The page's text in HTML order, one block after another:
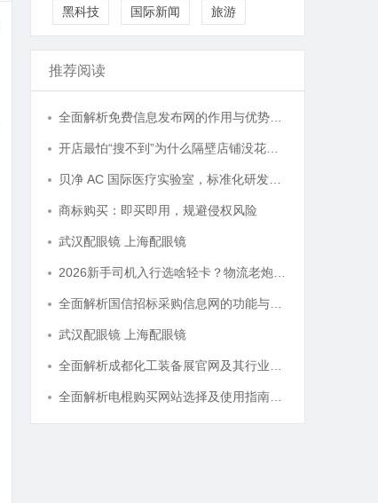
黑科技 国际新闻 旅游
推荐阅读
商标购买：即买即用，规避侵权风险
武汉配眼镜 上海配眼镜
武汉配眼镜 上海配眼镜